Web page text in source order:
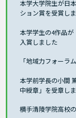
本学大学院生が日
ション賞を受賞し
本学学生の4作品
入賞しました
「地域力フォーラ
本学前学長の小間
中綬章」を受章し
横手清陵学院高校